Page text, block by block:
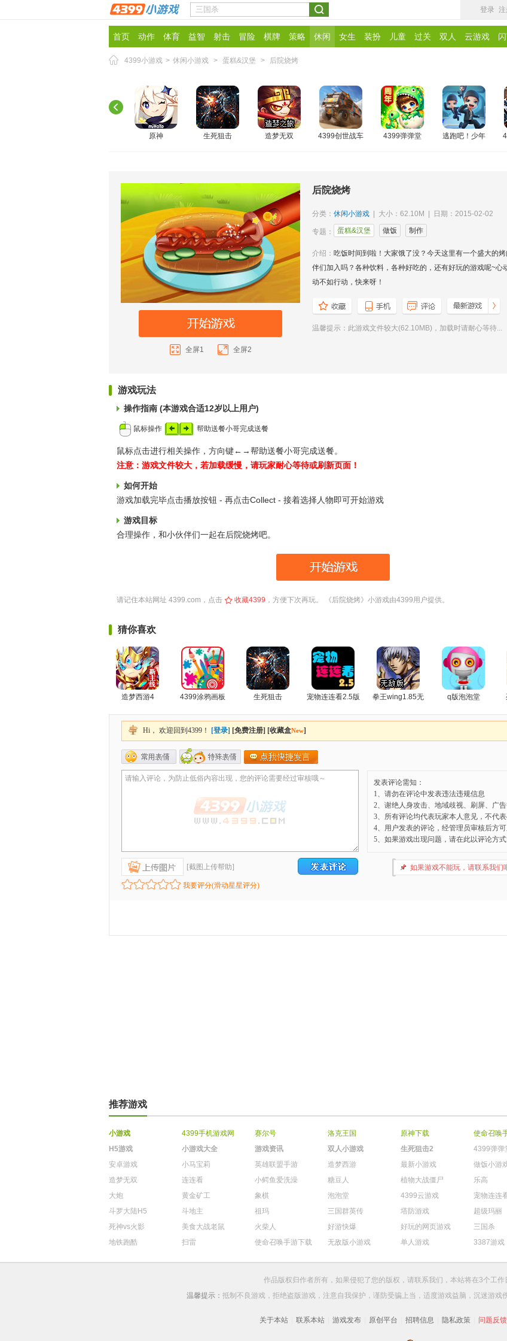
登录 注
首页 动作 体育 益智 射击 冒险 棋牌 策略 休闲 女生 装扮 儿童 过关 双人 云游戏
4399小游戏 > 休闲小游戏 > 蛋糕&汉堡 > 后院烧烤
原神 生死狙击 造梦无双 4399创世战车 4399弹弹堂 逃跑吧！少年
全屏1 全屏2
后院烧烤
分类： 休闲小游戏 | 大小：62.10M | 日期：2015-02-02
专题： 蛋糕&汉堡 做饭 制作
介绍： 吃饭时间到啦！大家饿了没？今天这里有一个盛大的
伴们加入吗？各种饮料，各种好吃的，还有好玩的游戏呢~心
动不如行动，快来呀！
温馨提示：此游戏文件较大(62.10MB)，加载时请耐心等待...
游戏玩法
操作指南 (本游戏合适12岁以上用户)
鼠标操作 帮助送餐小哥完成送餐
鼠标点击进行相关操作，方向键←→帮助送餐小哥完成送餐。
注意：游戏文件较大，若加载缓慢，请玩家耐心等待或刷新页面！
如何开始
游戏加载完毕点击播放按钮 - 再点击Collect - 接着选择人物即可开始游戏
游戏目标
合理操作，和小伙伴们一起在后院烧烤吧。
请记住本站网址 4399.com ，点击 收藏4399 ，方便下次再玩。 《后院烧烤》小游戏由4399用户提供。
猜你喜欢
造梦西游4 4399涂鸦画板 生死狙击 宠物连连看2.5版
拳王wing1.85无
q版泡泡堂
推荐游戏
小游戏 4399手机游戏网 赛尔号 洛克王国 原神下载 使命召唤
H5游戏
小游戏大全 游戏资讯 双人小游戏 生死狙击2 4399弹弹
安卓游戏
小马宝莉 英雄联盟手游 造梦西游 最新小游戏 做饭小游
造梦无双
连连看 小鳄鱼爱洗澡 糖豆人 植物大战僵尸 乐高
大炮
黄金矿工 象棋 泡泡堂 4399云游戏 宠物连连
斗罗大陆H5
斗地主 祖玛 三国群英传 塔防游戏 超级玛丽
死神vs火影
美食大战老鼠 火柴人 好游快爆 好玩的网页游戏 三国杀
地铁跑酷
扫雷 使命召唤手游下载 无敌版小游戏 单人游戏 3387游戏
作品版权归作者所有，如果侵犯了您的版权，请联系我们 ，本站将在3个工作
温馨提示： 抵制不良游戏，拒绝盗版游戏，注意自我保护，谨防受骗上当，适度游戏益脑，沉迷游戏
关于本站 联系本站 游戏发布 原创平台 招聘信息 隐私政策 问题反馈